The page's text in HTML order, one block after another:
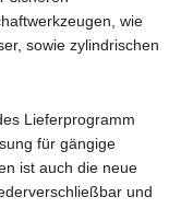
wie
sowie zylindrischen
Lieferprogramm
für gängige
ist auch die neue
und